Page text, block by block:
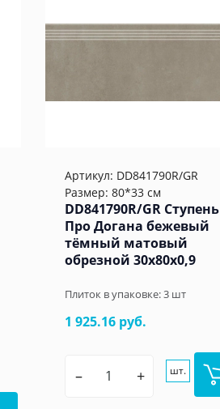
Артикул: DD841790R/GR
Размер: 80*33 см
DD841790R/GR Ступень
Про Догана бежевый
тёмный матовый
обрезной 30x80x0,9
Плиток в упаковке:3 шт
1 925.16 руб.
– + шт.